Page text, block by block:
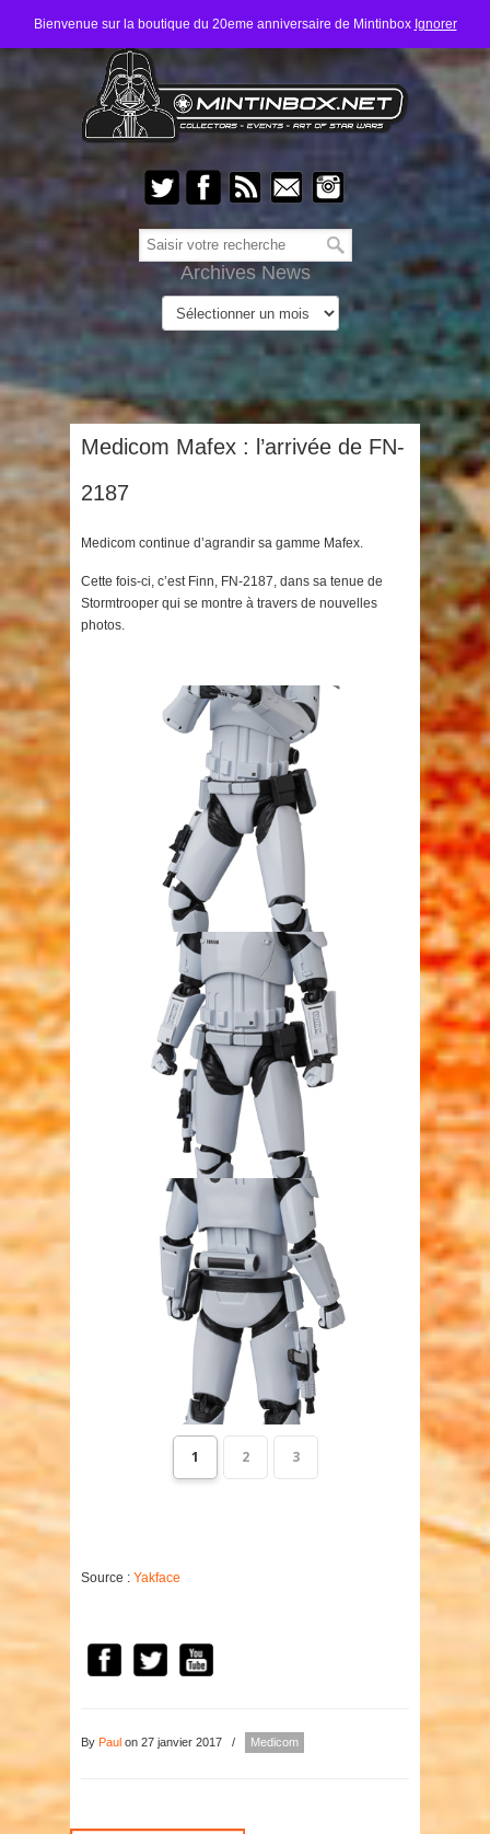
Bienvenue sur la boutique du 20eme anniversaire de Mintinbox Ignorer
Archives News
Medicom Mafex : l’arrivée de FN-
2187
Medicom continue d’agrandir sa gamme Mafex.
Cette fois-ci, c’est Finn, FN-2187, dans sa tenue de
Stormtrooper qui se montre à travers de nouvelles
photos.
1 2 3
Source : Yakface
By Paul on 27 janvier 2017 / Medicom